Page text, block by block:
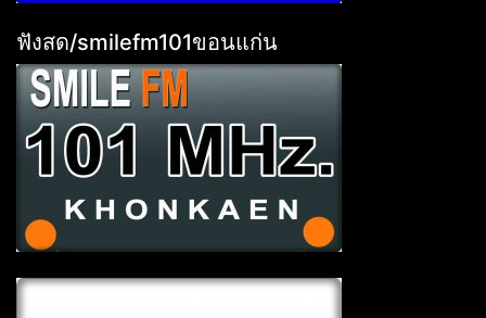
ฟังสด/smilefm101ขอนแก่น